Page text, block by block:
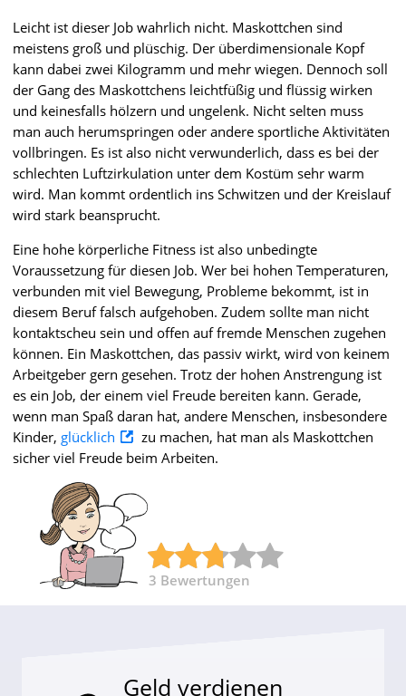
Leicht ist dieser Job wahrlich nicht. Maskottchen sind
meistens groß und plüschig. Der überdimensionale Kopf
kann dabei zwei Kilogramm und mehr wiegen. Dennoch soll
der Gang des Maskottchens leichtfüßig und flüssig wirken
und keinesfalls hölzern und ungelenk. Nicht selten muss
man auch herumspringen oder andere sportliche Aktivitäten
vollbringen. Es ist also nicht verwunderlich, dass es bei der
schlechten Luftzirkulation unter dem Kostüm sehr warm
wird. Man kommt ordentlich ins Schwitzen und der Kreislauf
wird stark beansprucht.
Eine hohe körperliche Fitness ist also unbedingte
Voraussetzung für diesen Job. Wer bei hohen Temperaturen,
verbunden mit viel Bewegung, Probleme bekommt, ist in
diesem Beruf falsch aufgehoben. Zudem sollte man nicht
kontaktscheu sein und offen auf fremde Menschen zugehen
können. Ein Maskottchen, das passiv wirkt, wird von keinem
Arbeitgeber gern gesehen. Trotz der hohen Anstrengung ist
es ein Job, der einem viel Freude bereiten kann. Gerade,
wenn man Spaß daran hat, andere Menschen, insbesondere
Kinder, glücklich
zu machen, hat man als Maskottchen
sicher viel Freude beim Arbeiten.
3 Bewertungen
Geld verdienen